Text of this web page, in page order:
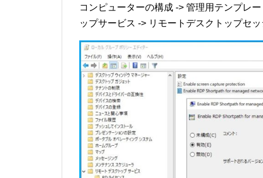
コンピューターの構成 -> 管理用テンプレ
ップサービス -> リモートデスクトップセ